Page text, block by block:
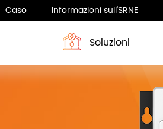
Caso
di accumulo dell’energia
Informazioni sull'SRNE
Notizia
Soluzioni
Sistema di accumulo